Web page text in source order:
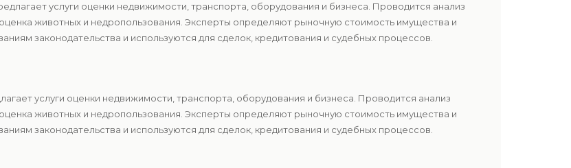
услуги оценки недвижимости, транспорта, оборудования и бизнеса. Проводится анализ
животных и недропользования. Эксперты определяют рыночную стоимость имущества и
законодательства и используются для сделок, кредитования и судебных процессов.
услуги оценки недвижимости, транспорта, оборудования и бизнеса. Проводится анализ
животных и недропользования. Эксперты определяют рыночную стоимость имущества и
законодательства и используются для сделок, кредитования и судебных процессов.